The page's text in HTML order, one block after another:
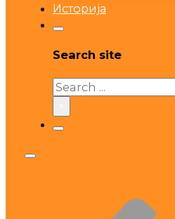
Историја
Search site
Search